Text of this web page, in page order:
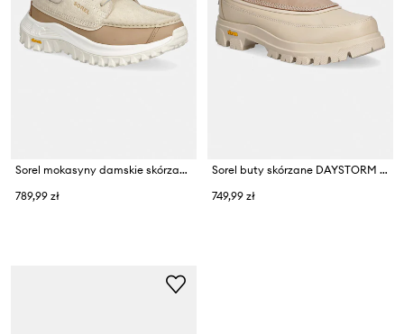
Sorel mokasyny damskie skórzane CALLSIGN NORTHWATER
789,99 zł
Sorel buty skórzane DAYSTORM CLOG
749,99 zł